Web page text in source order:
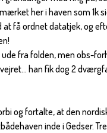
her i haven som 1k
få ordnet datatjek, og
fra folden, men obs-
han fik dog 2
og fortalte, at den
inde i Gedser.